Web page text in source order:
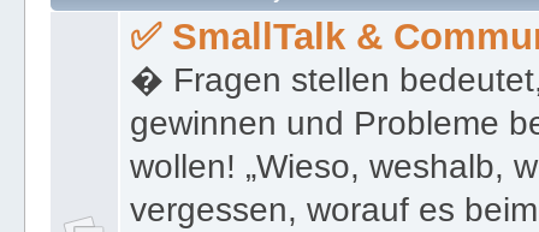
✅ SmallTalk &
� Fragen stellen
gewinnen und Probleme
wollen! „Wieso, weshalb,
vergessen, worauf es